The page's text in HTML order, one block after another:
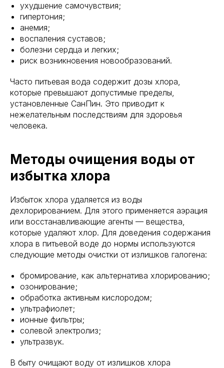
ухудшение самочувствия;
гипертония;
анемия;
воспаления суставов;
болезни сердца и легких;
риск возникновения новообразований.
Часто питьевая вода содержит дозы хлора,
которые превышают допустимые пределы,
установленные СанПин. Это приводит к
нежелательным последствиям для здоровья
человека.
Методы очищения воды от
избытка хлора
Избыток хлора удаляется из воды
дехлорированием. Для этого применяется аэрация
или восстанавливающие агенты — вещества,
которые удаляют хлор. Для доведения содержания
хлора в питьевой воде до нормы используются
следующие методы очистки от излишков галогена:
бромирование, как альтернатива хлорированию;
озонирование;
обработка активным кислородом;
ультрафиолет;
ионные фильтры;
солевой электролиз;
ультразвук.
В быту очищают воду от излишков хлора